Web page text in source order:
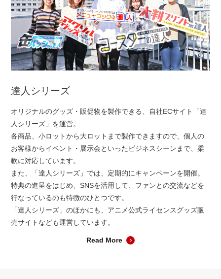
達人シリーズ
オリジナルのグッズ・販促物を製作できる、自社ECサイト「達
人シリーズ」を運営。
各商品、小ロットから大ロットまで製作できますので、個人の
お客様からイベント・展示会といったビジネスシーンまで、柔
軟に対応しています。
また、「達人シリーズ」では、定期的にキャンペーンを開催。
特典の進呈をはじめ、SNSを活用して、ファンとの交流などを
行なっているのも特徴のひとつです。
「達人シリーズ」のほかにも、アニメ公式ライセンスグッズ販
売サイトなども運営しています。
Read More